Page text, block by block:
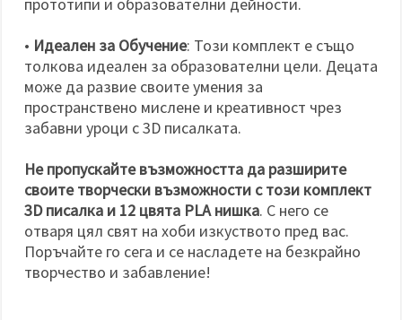
• Идеален за Обучение: Този комплект е също
толкова идеален за образователни цели. Децата
може да развие своите умения за
пространствено мислене и креативност чрез
забавни уроци с 3D писалката.
Не пропускайте възможността да разширите
своите творчески възможности с този комплект
3D писалка и 12 цвята PLA нишка. С него се
отваря цял свят на хоби изкуството пред вас.
Поръчайте го сега и се насладете на безкрайно
творчество и забавление!